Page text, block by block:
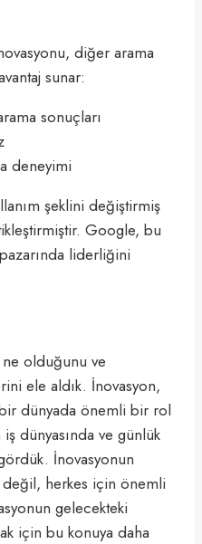
diğer arama
sunar:
sonuçları
deneyimi
şeklini değiştirmiş
Google, bu
liderliğini
olduğunu ve
ele aldık. İnovasyon,
dünyada önemli bir rol
dünyasında ve günlük
İnovasyonun
herkes için önemli
gelecekteki
için bu konuya daha